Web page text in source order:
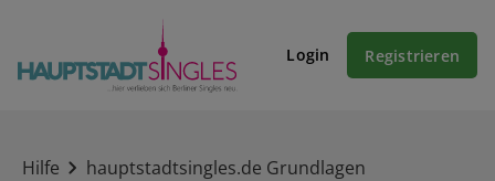
Login Registrieren
Hilfe hauptstadtsingles.de Grundlagen